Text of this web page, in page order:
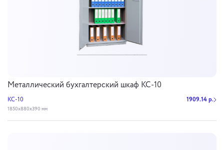
Металлический бухгалтерский шкаф КС-10
КС-10 1909.14 р.
1850х880х390 мм